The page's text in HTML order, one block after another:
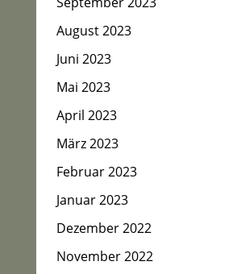
August 2023
Juni 2023
Mai 2023
April 2023
März 2023
Februar 2023
Januar 2023
Dezember 2022
November 2022